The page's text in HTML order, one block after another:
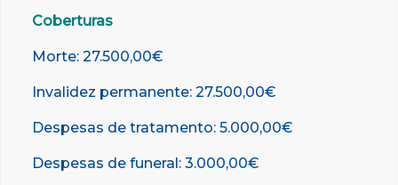
Coberturas
Morte: 27.500,00€
Invalidez permanente: 27.500,00€
Despesas de tratamento: 5.000,00€
Despesas de funeral: 3.000,00€